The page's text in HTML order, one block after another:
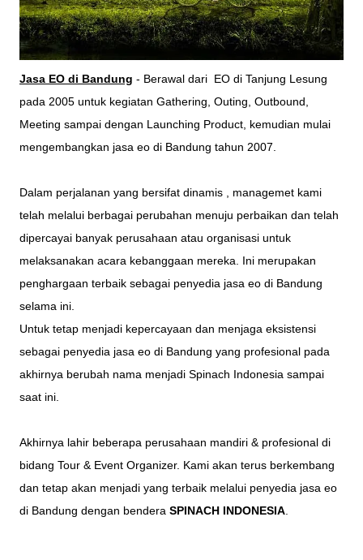
Jasa EO di Bandung - Berawal dari EO di Tanjung Lesung
pada 2005 untuk kegiatan Gathering, Outing, Outbound,
Meeting sampai dengan Launching Product, kemudian mulai
mengembangkan jasa eo di Bandung tahun 2007.
Dalam perjalanan yang bersifat dinamis , managemet kami
telah melalui berbagai perubahan menuju perbaikan dan telah
dipercayai banyak perusahaan atau organisasi untuk
melaksanakan acara kebanggaan mereka. Ini merupakan
penghargaan terbaik sebagai penyedia jasa eo di Bandung
selama ini.
Untuk tetap menjadi kepercayaan dan menjaga eksistensi
sebagai penyedia jasa eo di Bandung yang profesional pada
akhirnya berubah nama menjadi Spinach Indonesia sampai
saat ini.
Akhirnya lahir beberapa perusahaan mandiri & profesional di
bidang Tour & Event Organizer. Kami akan terus berkembang
dan tetap akan menjadi yang terbaik melalui penyedia jasa eo
di Bandung dengan bendera SPINACH INDONESIA